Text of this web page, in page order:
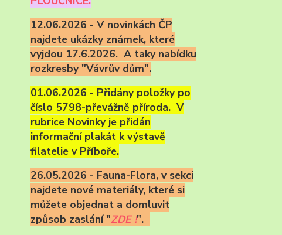
12.06.2026 - V novinkách ČP
najdete ukázky známek, které
vyjdou 17.6.2026. A taky nabídku
rozkresby "Vávrův dům".
01.06.2026 - Přidány položky po
číslo 5798-převážně příroda. V
rubrice Novinky je přidán
informační plakát k výstavě
filatelie v Příboře.
26.05.2026 - Fauna-Flora, v sekci
najdete nové materiály, které si
můžete objednat a domluvit
způsob zaslání "ZDE !".